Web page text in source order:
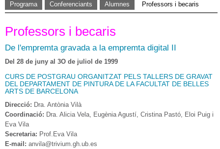
Programa Conferenciants Alumnes Professors i becaris
Professors i becaris
De l'empremta gravada a la empremta digital II
Del 28 de juny al 3O de juliol de 1999
CURS DE POSTGRAU ORGANITZAT PELS TALLERS DE GRAVAT
DEL DEPARTAMENT DE PINTURA DE LA FACULTAT DE BELLES
ARTS DE BARCELONA
Direcció: Dra. Antònia Vilà
Coordinació: Dra. Alicia Vela, Eugènia Agustí, Cristina Pastó, Eloi Puig i
Eva Vila
Secretaria: Prof.Eva Vila
E-mail: anvila@trivium.gh.ub.es